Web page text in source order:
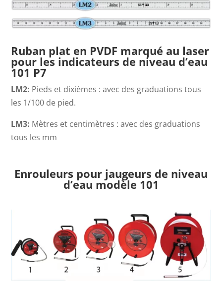
Ruban plat en PVDF marqué au laser
pour les indicateurs de niveau d’eau
101 P7
LM2: Pieds et dixièmes : avec des graduations tous
les 1/100 de pied.
LM3: Mètres et centimètres : avec des graduations
tous les mm
Enrouleurs pour jaugeurs de niveau
d’eau modèle 101